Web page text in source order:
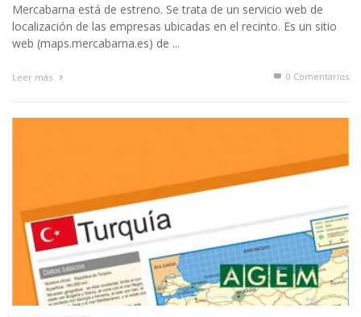
Mercabarna está de estreno. Se trata de un servicio web de
localización de las empresas ubicadas en el recinto. Es un sitio
web (maps.mercabarna.es) de ...
Leer más 0 Comentarios